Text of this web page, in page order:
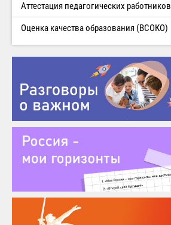
Аттестация педагогических работников
Оценка качества образования (ВСОКО)